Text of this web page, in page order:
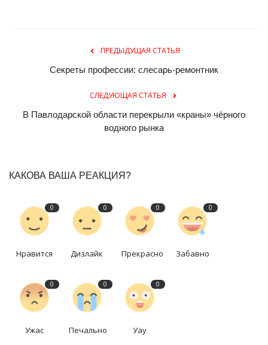
ПРЕДЫДУЩАЯ СТАТЬЯ
Секреты профессии: слесарь-ремонтник
СЛЕДУЮЩАЯ СТАТЬЯ
В Павлодарской области перекрыли «краны» чёрного
водного рынка
КАКОВА ВАША РЕАКЦИЯ?
0
Нравится
0
Дизлайк
0
Прекрасно
0
Забавно
0
Ужас
0
Печально
0
Уау